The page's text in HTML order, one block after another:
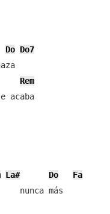
Do Do7
Rem
acaba
La# Do
Fa
nunca más, 	 nunca más, 	   nunca más